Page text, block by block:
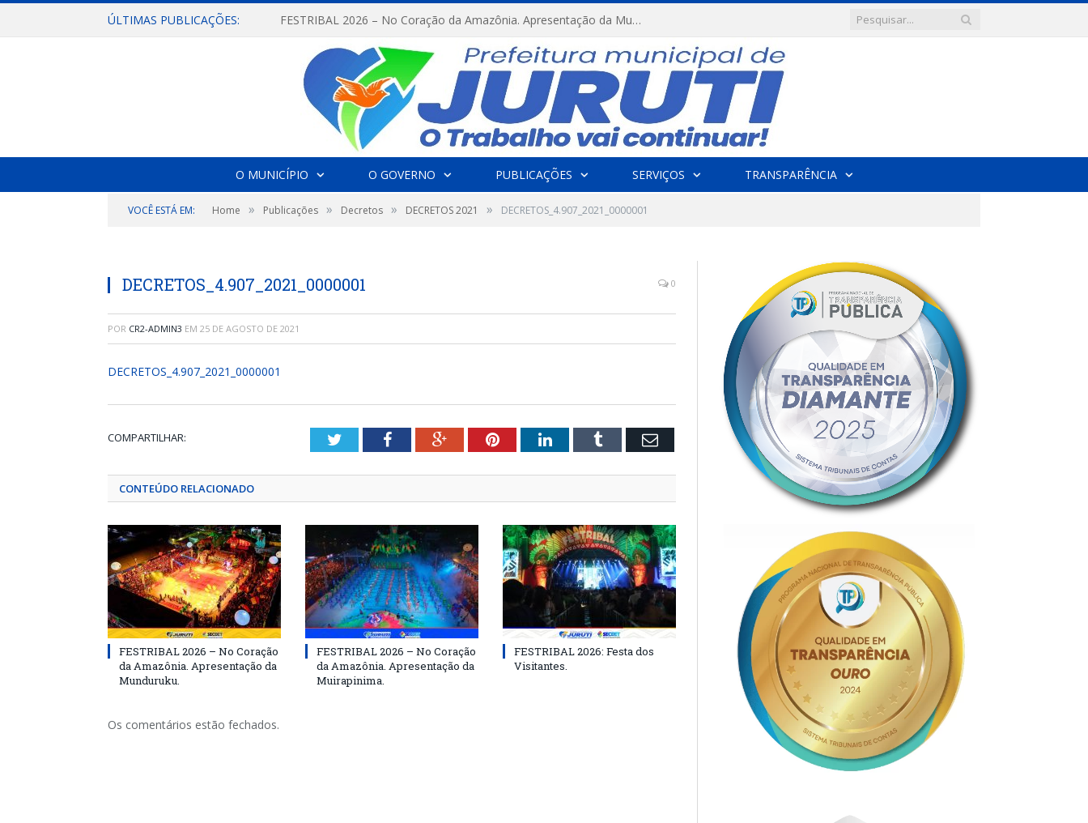
ÚLTIMAS PUBLICAÇÕES: FESTRIBAL 2026 – No Coração da Amazônia. Apresentação da Munduruku.
O MUNICÍPIO O GOVERNO PUBLICAÇÕES SERVIÇOS TRANSPARÊNCIA
VOCÊ ESTÁ EM: Home » Publicações » Decretos » DECRETOS 2021 » DECRETOS_4.907_2021_0000001
DECRETOS_4.907_2021_0000001 0
POR CR2-ADMIN3 EM 25 DE AGOSTO DE 2021
DECRETOS_4.907_2021_0000001
COMPARTILHAR: TwitterFacebookGoogle+PinterestLinkedInTumblr Email
CONTEÚDO RELACIONADO
FESTRIBAL 2026 – No Coração
da Amazônia. Apresentação da
Munduruku.
FESTRIBAL 2026 – No Coração
da Amazônia. Apresentação da
Muirapinima.
FESTRIBAL 2026: Festa dos
Visitantes.
Os comentários estão fechados.